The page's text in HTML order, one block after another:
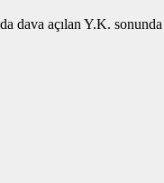
açılan Y.K.